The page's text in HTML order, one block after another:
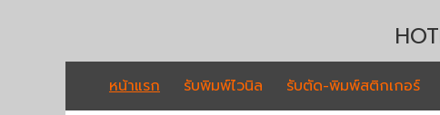
หน้าแรก รับพิมพ์ไวนิล รับตัด-พิมพ์สติกเกอร์